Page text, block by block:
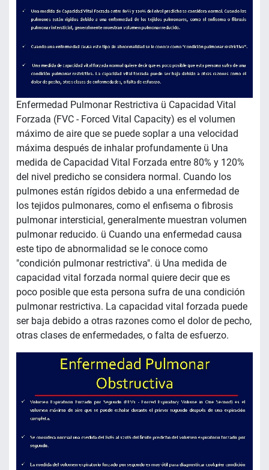
Enfermedad Pulmonar Restrictiva ü Capacidad Vital
Forzada (FVC - Forced Vital Capacity) es el volumen
máximo de aire que se puede soplar a una velocidad
máxima después de inhalar profundamente ü Una
medida de Capacidad Vital Forzada entre 80% y 120%
del nivel predicho se considera normal. Cuando los
pulmones están rígidos debido a una enfermedad de
los tejidos pulmonares, como el enfisema o fibrosis
pulmonar intersticial, generalmente muestran volumen
pulmonar reducido. ü Cuando una enfermedad causa
este tipo de abnormalidad se le conoce como
"condición pulmonar restrictiva". ü Una medida de
capacidad vital forzada normal quiere decir que es
poco posible que esta persona sufra de una condición
pulmonar restrictiva. La capacidad vital forzada puede
ser baja debido a otras razones como el dolor de pecho,
otras clases de enfermedades, o falta de esfuerzo.